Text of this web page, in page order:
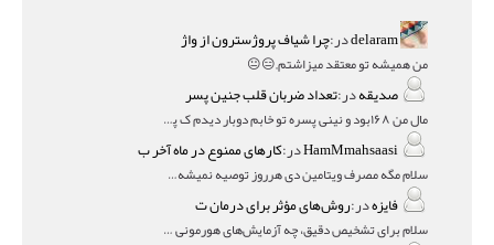
delaramدر:چرا شیاف پروژسترون از واژ
من همیشه تو معتقد میزاشتم,,😑😐
صدیقهدر:تعداد ضربان قلب جنین پسر
مال من ۱۶۸بود و نینی پسره تو خابم دوبار دیدم ک پسره
HamMmahsaasiدر:کارهای ممنوع در ماه آخر ب
سلام مگه مصرف ویتامین دی هرروز توصیه نمیشه؟درمقاله میگه
فایزهدر:روش‌های مؤثر برای درمان ت
سلام برای تشخیص دقیق، چه آزمایش‌های هورمونی و چه سونوگر